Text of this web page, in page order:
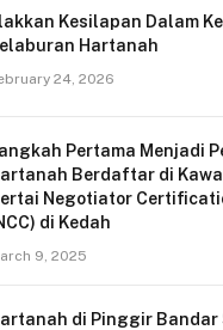
Kesilapan Dalam
Hartanah
24, 2026
Pertama Menjadi
Berdaftar di
Negotiator
di Kedah
9, 2025
di Pinggir Bandar